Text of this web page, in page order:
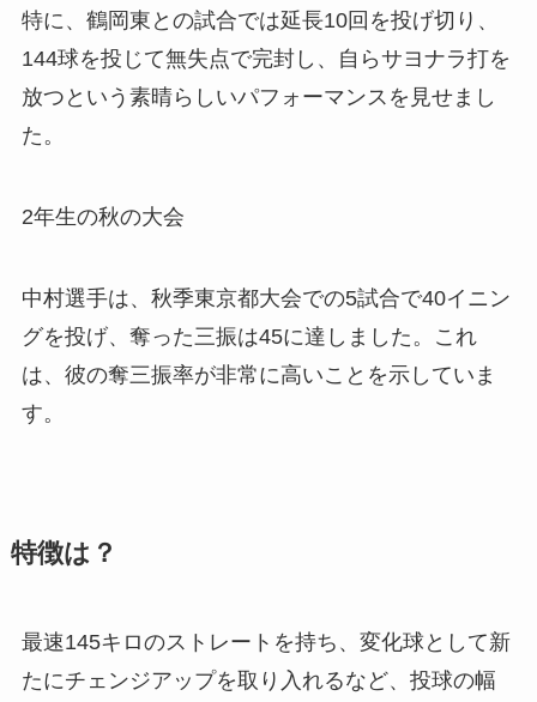
特に、鶴岡東との試合では延長10回を投げ切り、
144球を投じて無失点で完封し、自らサヨナラ打を
放つという素晴らしいパフォーマンスを見せまし
た。
2年生の秋の大会
中村選手は、秋季東京都大会での5試合で40イニン
グを投げ、奪った三振は45に達しました。これ
は、彼の奪三振率が非常に高いことを示していま
す。
特徴は？
最速145キロのストレートを持ち、変化球として新
たにチェンジアップを取り入れるなど、投球の幅